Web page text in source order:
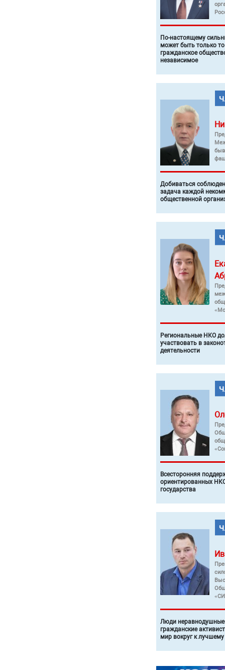
По-настоящему
может быть только
гражданское
независимое
Добиваться
задача каждой
общественной
Региональные НКО
участвовать в
деятельности
Всесторонняя
ориентированных
государства
Люди неравнодушные
гражданские
мир вокруг к лучшему